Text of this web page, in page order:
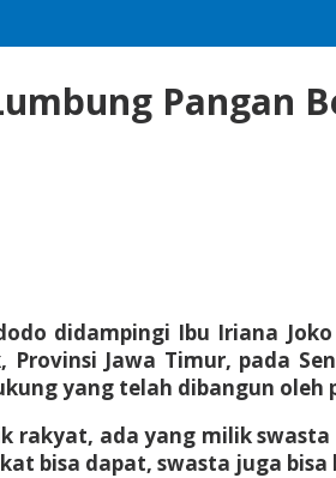
Pangan
didampingi Ibu Iriana
Jawa Timur, pada
yang telah dibangun oleh
rakyat, ada yang milik
bisa dapat, swasta juga